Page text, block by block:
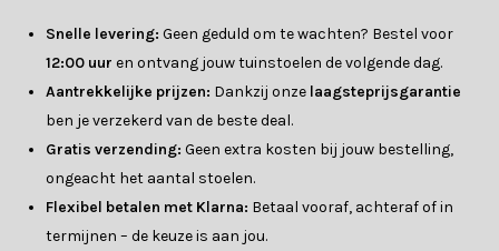
Snelle levering: Geen geduld om te wachten? Bestel voor
12:00 uur en ontvang jouw tuinstoelen de volgende dag.
Aantrekkelijke prijzen: Dankzij onze laagsteprijsgarantie
ben je verzekerd van de beste deal.
Gratis verzending: Geen extra kosten bij jouw bestelling,
ongeacht het aantal stoelen.
Flexibel betalen met Klarna: Betaal vooraf, achteraf of in
termijnen – de keuze is aan jou.